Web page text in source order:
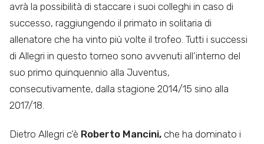
avrà la possibilità di staccare i suoi colleghi in caso di
successo, raggiungendo il primato in solitaria di
allenatore che ha vinto più volte il trofeo. Tutti i successi
di Allegri in questo torneo sono avvenuti all’interno del
suo primo quinquennio alla Juventus,
consecutivamente, dalla stagione 2014/15 sino alla
2017/18.
Dietro Allegri c’è Roberto Mancini, che ha dominato i